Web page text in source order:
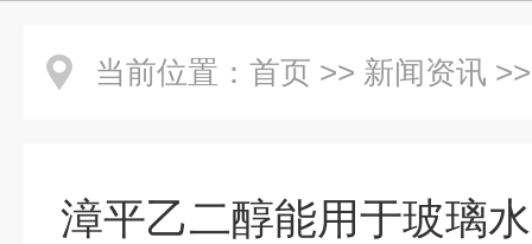
当前位置： 首页 >> 新闻资讯
漳平乙二醇能用于玻璃